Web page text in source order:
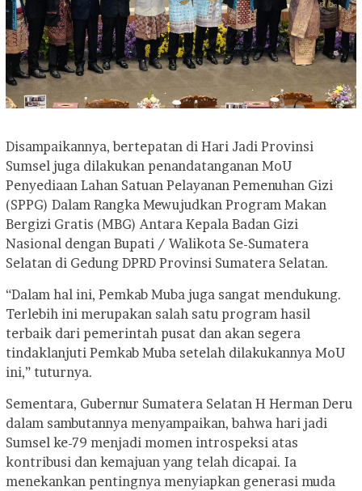
Disampaikannya, bertepatan di Hari Jadi Provinsi
Sumsel juga dilakukan penandatanganan MoU
Penyediaan Lahan Satuan Pelayanan Pemenuhan Gizi
(SPPG) Dalam Rangka Mewujudkan Program Makan
Bergizi Gratis (MBG) Antara Kepala Badan Gizi
Nasional dengan Bupati / Walikota Se-Sumatera
Selatan di Gedung DPRD Provinsi Sumatera Selatan.
“Dalam hal ini, Pemkab Muba juga sangat mendukung.
Terlebih ini merupakan salah satu program hasil
terbaik dari pemerintah pusat dan akan segera
tindaklanjuti Pemkab Muba setelah dilakukannya MoU
ini,” tuturnya.
Sementara, Gubernur Sumatera Selatan H Herman Deru
dalam sambutannya menyampaikan, bahwa hari jadi
Sumsel ke-79 menjadi momen introspeksi atas
kontribusi dan kemajuan yang telah dicapai. Ia
menekankan pentingnya menyiapkan generasi muda